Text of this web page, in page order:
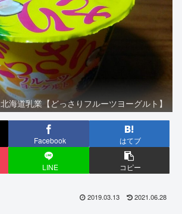
北海道乳業【どっさりフルーツヨーグルト】
Facebook はてブ
LINE コピー
2019.03.13 2021.06.28